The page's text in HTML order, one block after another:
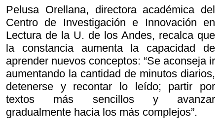
Pelusa Orellana, directora académica del
Centro de Investigación e Innovación en
Lectura de la U. de los Andes, recalca que
la constancia aumenta la capacidad de
aprender nuevos conceptos: “Se aconseja ir
aumentando la cantidad de minutos diarios,
detenerse y recontar lo leído; partir por
textos más sencillos y avanzar
gradualmente hacia los más complejos”.